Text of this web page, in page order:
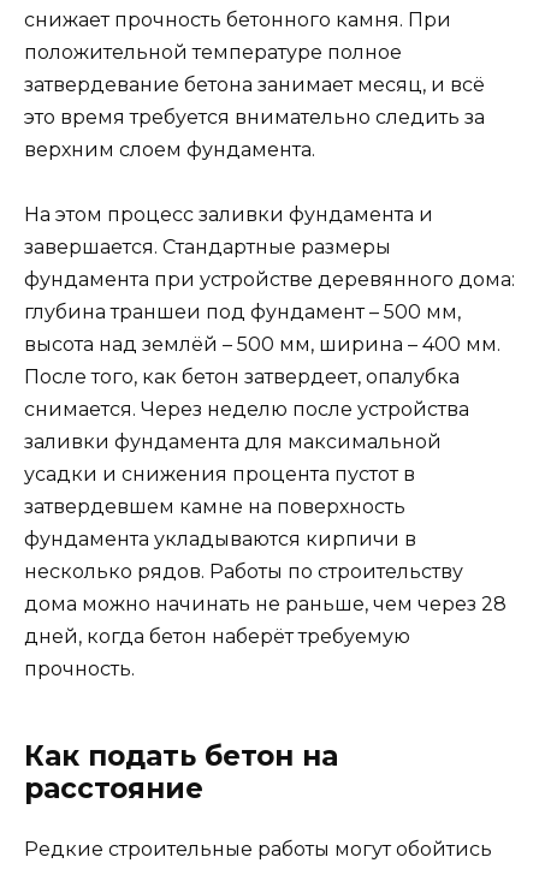
снижает прочность бетонного камня. При
положительной температуре полное
затвердевание бетона занимает месяц, и всё
это время требуется внимательно следить за
верхним слоем фундамента.
На этом процесс заливки фундамента и
завершается. Стандартные размеры
фундамента при устройстве деревянного дома:
глубина траншеи под фундамент – 500 мм,
высота над землёй – 500 мм, ширина – 400 мм.
После того, как бетон затвердеет, опалубка
снимается. Через неделю после устройства
заливки фундамента для максимальной
усадки и снижения процента пустот в
затвердевшем камне на поверхность
фундамента укладываются кирпичи в
несколько рядов. Работы по строительству
дома можно начинать не раньше, чем через 28
дней, когда бетон наберёт требуемую
прочность.
Как подать бетон на
расстояние
Редкие строительные работы могут обойтись